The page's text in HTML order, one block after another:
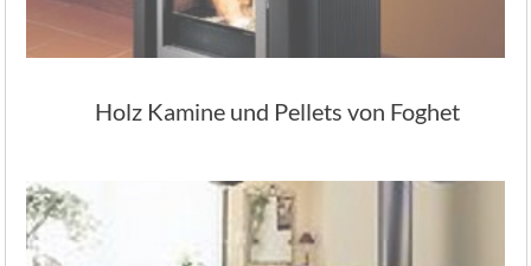
Holz Kamine und Pellets von Foghet